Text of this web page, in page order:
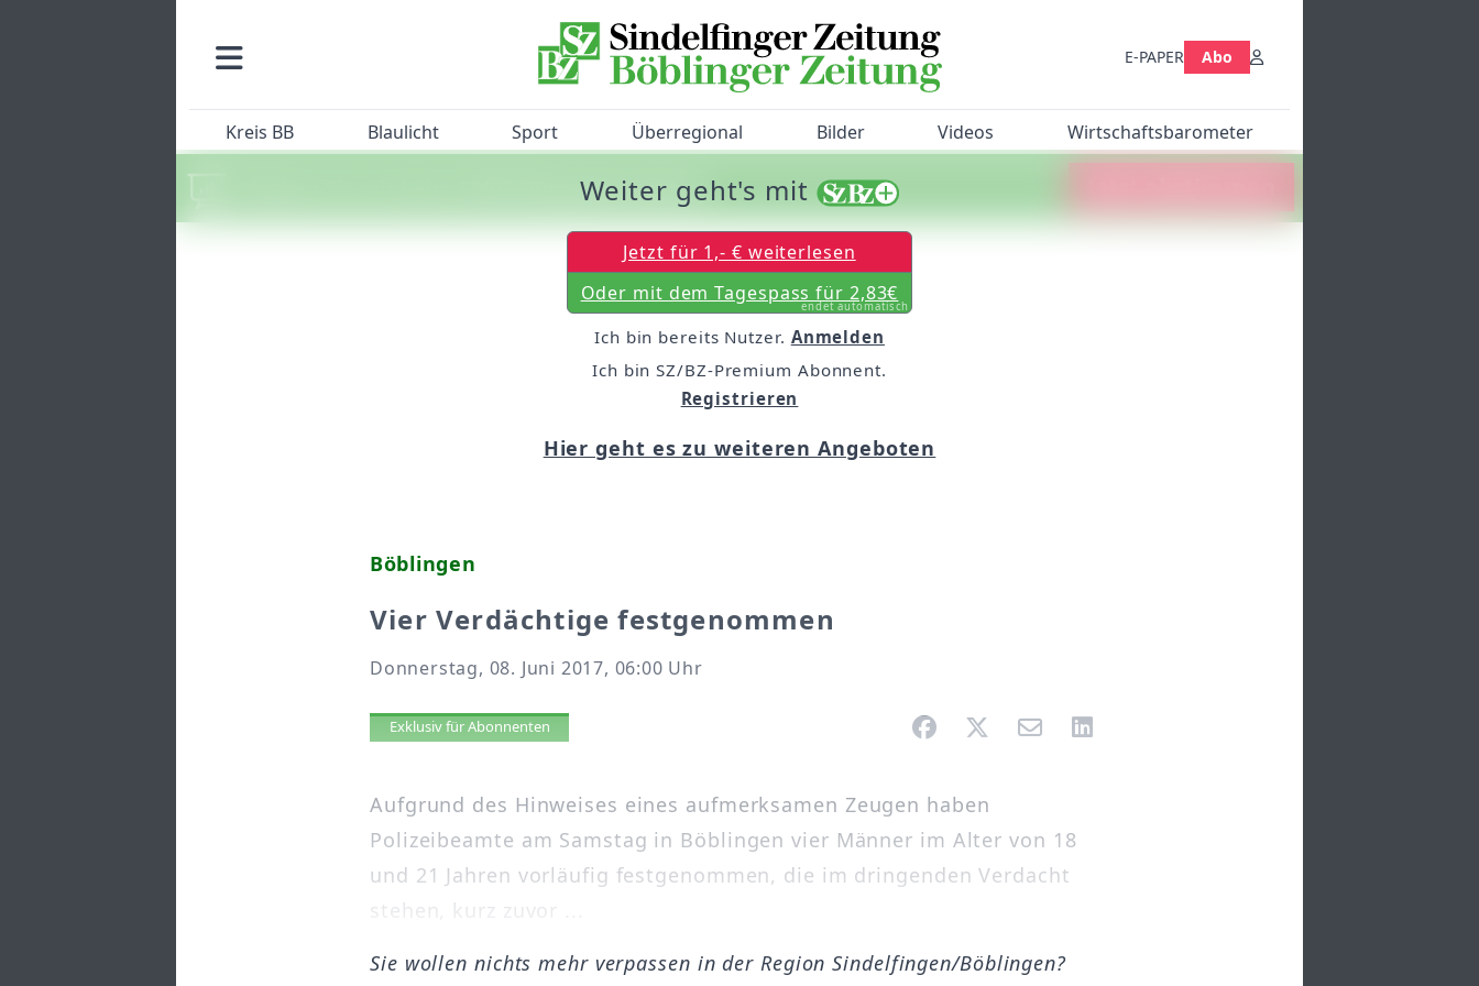
E-PAPER Abo
Kreis BB Blaulicht Sport Überregional Bilder Videos Wirtschaftsbarometer
Machen Sie mit beim SZ/BZ-Bürgerbarometer!
Böblingen
Vier Verdächtige festgenommen
Donnerstag, 08. Juni 2017, 06:00 Uhr
Artikel vorlesen
Exklusiv für Abonnenten
Aufgrund des Hinweises eines aufmerksamen Zeugen haben
Polizeibeamte am Samstag in Böblingen vier Männer im Alter von 18
und 21 Jahren vorläufig festgenommen, die im dringenden Verdacht
stehen, kurz zuvor ...
Weiter geht's mit
Jetzt für 1,- € weiterlesen
Oder mit dem Tagespass für 2,83€
endet automatisch
Ich bin bereits Nutzer. Anmelden
Ich bin SZ/BZ-Premium Abonnent.
Registrieren
Hier geht es zu weiteren Angeboten
Sie wollen nichts mehr verpassen in der Region Sindelfingen/Böblingen?